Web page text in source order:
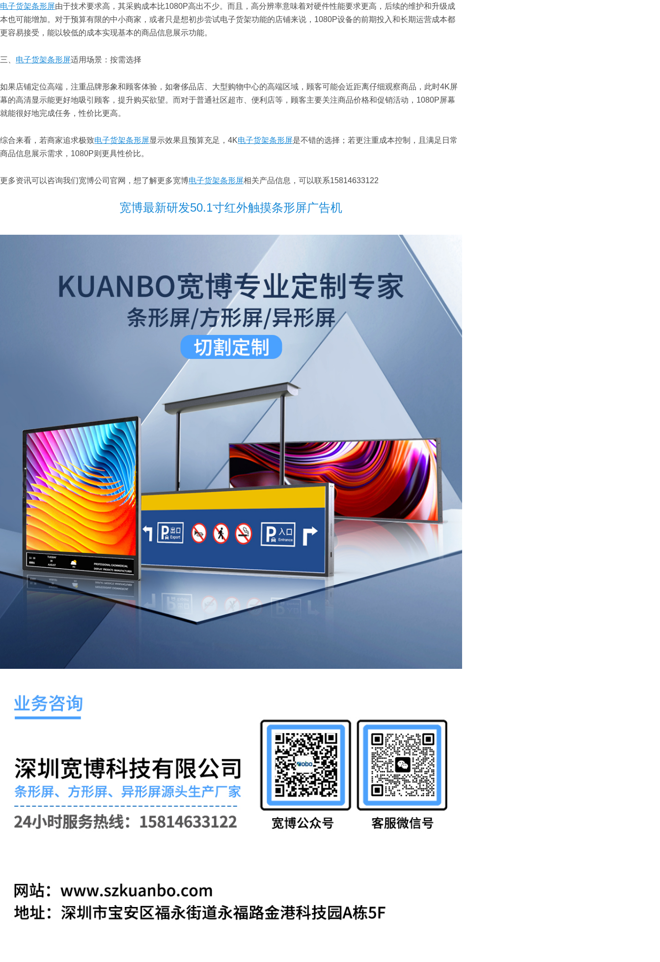
电子货架条形屏由于技术要求高，其采购成本比1080P高出不少。而且，高分辨率意味着对硬件性能要求更高，后续的维护和升级成
本也可能增加。对于预算有限的中小商家，或者只是想初步尝试电子货架功能的店铺来说，1080P设备的前期投入和长期运营成本都
更容易接受，能以较低的成本实现基本的商品信息展示功能。
三、 电子货架条形屏适用场景：按需选择
如果店铺定位高端，注重品牌形象和顾客体验，如奢侈品店、大型购物中心的高端区域，顾客可能会近距离仔细观察商品，此时4K屏
幕的高清显示能更好地吸引顾客，提升购买欲望。而对于普通社区超市、便利店等，顾客主要关注商品价格和促销活动，1080P屏幕
就能很好地完成任务，性价比更高。
综合来看，若商家追求极致电子货架条形屏显示效果且预算充足，4K电子货架条形屏是不错的选择；若更注重成本控制，且满足日常
商品信息展示需求，1080P则更具性价比。
更多资讯可以咨询我们宽博公司官网，想了解更多宽博电子货架条形屏相关产品信息，可以联系15814633122
宽博最新研发50.1寸红外触摸条形屏广告机